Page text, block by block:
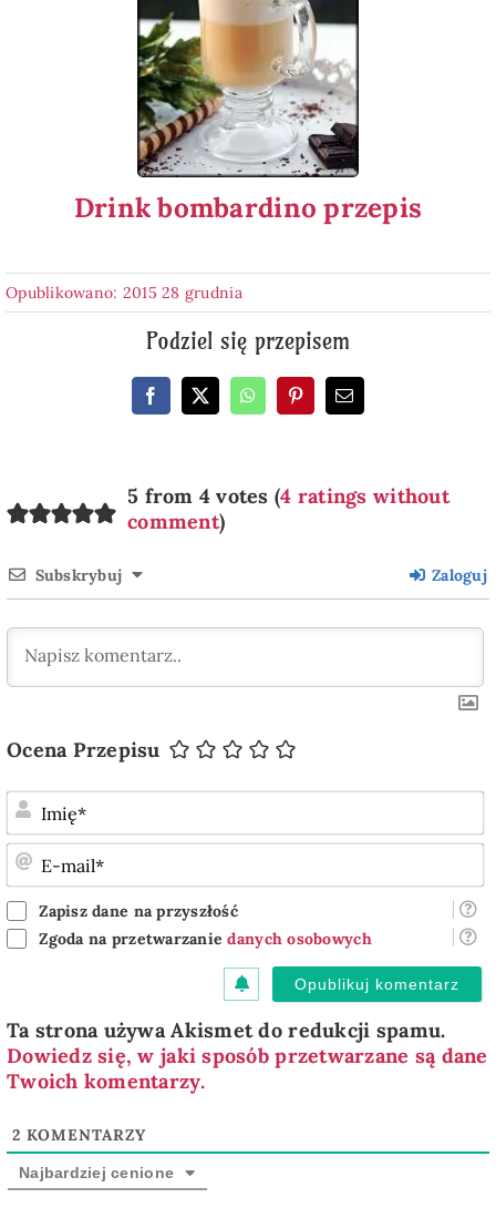
Drink bombardino przepis
Opublikowano: 2015 28 grudnia
Podziel się przepisem
5 from 4 votes (4 ratings without
comment)
Subskrybuj Zaloguj
Ocena Przepisu
Zapisz dane na przyszłość
Zgoda na przetwarzaniedanych osobowych
Ta strona używa Akismet do redukcji spamu.
Dowiedz się, w jaki sposób przetwarzane są dane
Twoich komentarzy.
2 KOMENTARZY
Najbardziej cenione